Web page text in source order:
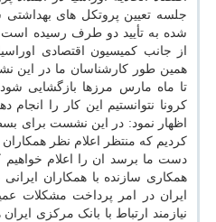
جلسه تعیین پروتکل های
شده به تأیید دو طرف رسیده
از جانب کمیسیون اقتصادی
همین طور کارشناسان ما در این
تا ماه مارس مرزها بازگشایی
کرونا نتوانستیم این کار را انجام
اظهار نمود: در این نشست برای
کردیم که منتظر اعلام نظر
دست ما برسد ان را اعلام خواهیم
همکاری سازنده با همکاران
ایران در امر پرداخت مشکلات
نیازمند ارتباط با بانک مرکزی